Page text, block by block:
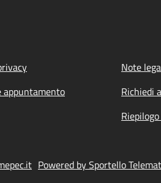
Note
appuntamento
Richiedi
Powered by Sportello